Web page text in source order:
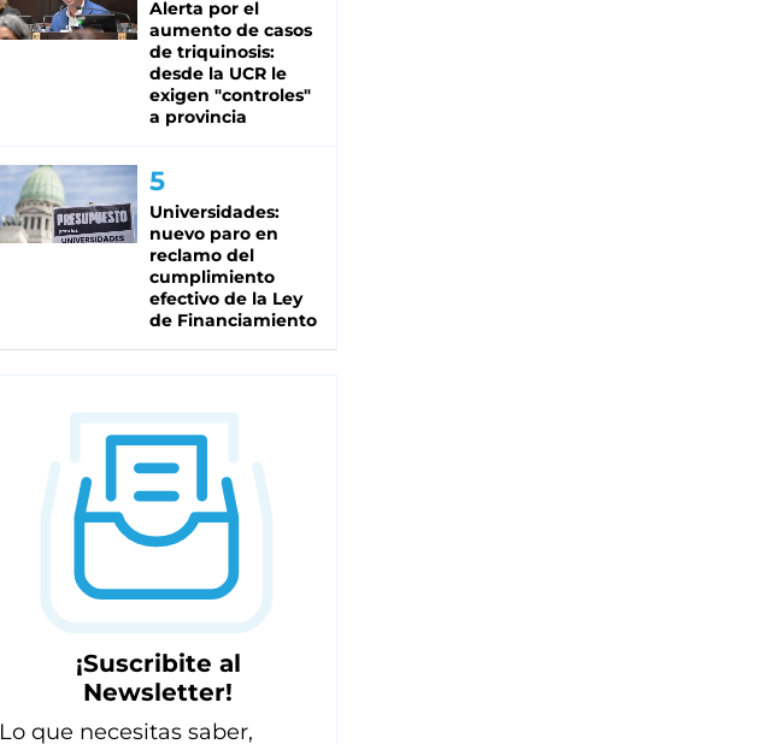
Alerta por el
aumento de casos
de triquinosis:
desde la UCR le
exigen "controles"
a provincia
Universidades:
nuevo paro en
reclamo del
cumplimiento
efectivo de la Ley
de Financiamiento
¡Suscribite al
Newsletter!
Lo que necesitas saber,